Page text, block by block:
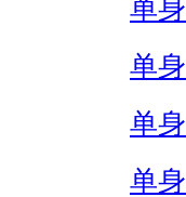
单
单
单
单